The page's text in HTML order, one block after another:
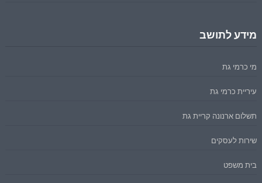
מידע לתושב
מי כרמי גת
עיריית כרמי גת
תשלום ארנונה קריית גת
שירות לעסקים
בית משפט